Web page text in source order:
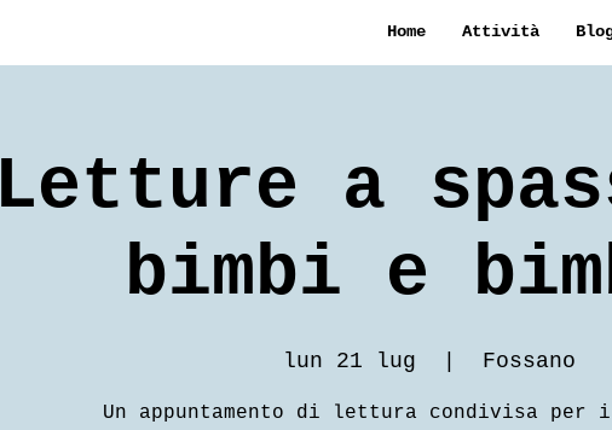
Home Attività
Letture a
bimbi e
lun 21 lug Fossano
Un appuntamento di lettura condivisa